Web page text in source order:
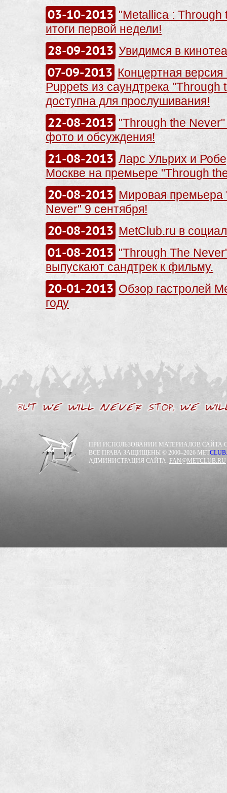
03-10-2013 "Metallica : Through
итоги первой недели!
28-09-2013 Увидимся в
07-09-2013 Концертная версия
Puppets из саундтрека "Through
доступна для прослушивания!
22-08-2013 "Through the
фото и обсуждения!
21-08-2013 Ларс Ульрих и
Москве на премьере "Through
20-08-2013 Мировая премьера
Never" 9 сентября!
20-08-2013 MetClub.ru в
01-08-2013 "Through The
выпускают сандтрек к фильму.
20-01-2013 Обзор гастролей
году
ПРИ ИСПОЛЬЗОВАНИИ МАТЕРИАЛОВ САЙТА
ВСЕ ПРАВА ЗАЩИЩЕНЫ © 2000–2026 METCLUB.
АДМИНИСТРАЦИЯ САЙТА: FAN@METCLUB.RU